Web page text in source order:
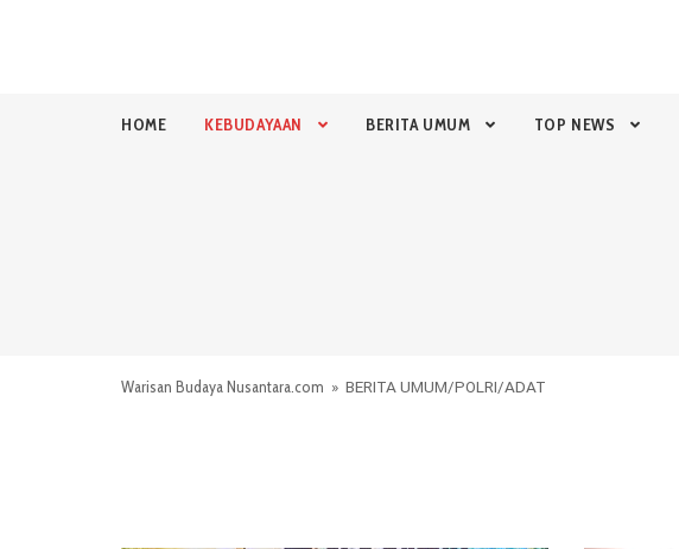
HOME KEBUDAYAAN BERITA UMUM TOP NEWS
Warisan Budaya Nusantara.com » BERITA UMUM/POLRI/ADAT